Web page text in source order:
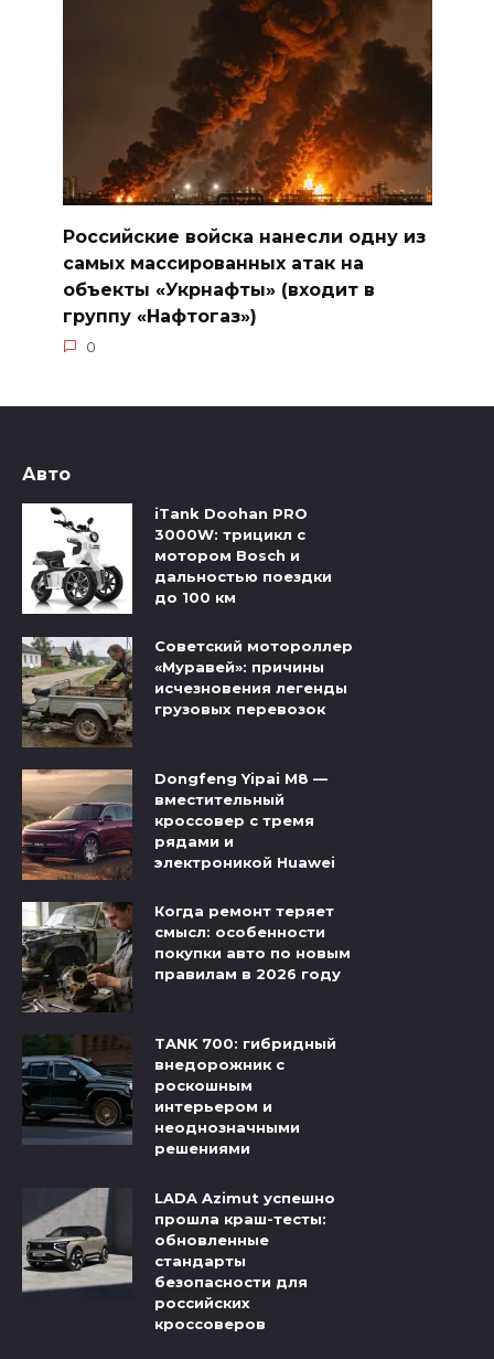
Российские войска нанесли одну из
самых массированных атак на
объекты «Укрнафты» (входит в
группу «Нафтогаз»)
0
Авто
iTank Doohan PRO
3000W: трицикл с
мотором Bosch и
дальностью поездки
до 100 км
Советский мотороллер
«Муравей»: причины
исчезновения легенды
грузовых перевозок
Dongfeng Yipai M8 —
вместительный
кроссовер с тремя
рядами и
электроникой Huawei
Когда ремонт теряет
смысл: особенности
покупки авто по новым
правилам в 2026 году
TANK 700: гибридный
внедорожник с
роскошным
интерьером и
неоднозначными
решениями
LADA Azimut успешно
прошла краш-тесты:
обновленные
стандарты
безопасности для
российских
кроссоверов